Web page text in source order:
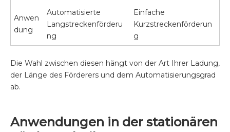
Anwen
dung
Automatisierte
Langstreckenförderu
ng
Einfache
Kurzstreckenförderun
g
Die Wahl zwischen diesen hängt von der Art Ihrer Ladung,
der Länge des Förderers und dem Automatisierungsgrad
ab.
Anwendungen in der stationären